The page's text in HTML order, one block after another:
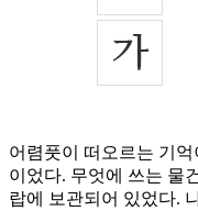
어렴풋이 떠오르는 기
이었다. 무엇에 쓰는 물
랍에 보관되어 있었다.